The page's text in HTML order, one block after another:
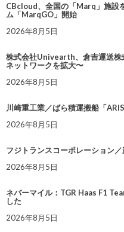
CBcloud、全国の「Marq」施設
ム「MarqGO」開始
2026年8月5日
株式会社Univearth、倉吉運送株
ネットワークを拡大〜
2026年8月5日
川崎重工業／ばら積運搬船「
2026年8月5日
フジトランスコーポレーション
2026年8月5日
ネバーマイル：TGR Haas F1
した
2026年8月5日